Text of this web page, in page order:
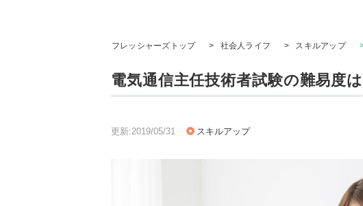
フレッシャーズトップ > 社会人ライフ > スキルアップ
電気通信主任技術者試験の難易度
更新:2019/05/31 スキルアップ